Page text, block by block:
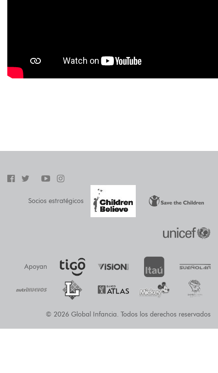
Socios estratégicos
Apoyan
© 2026 Global Infancia. Todos los derechos reservados